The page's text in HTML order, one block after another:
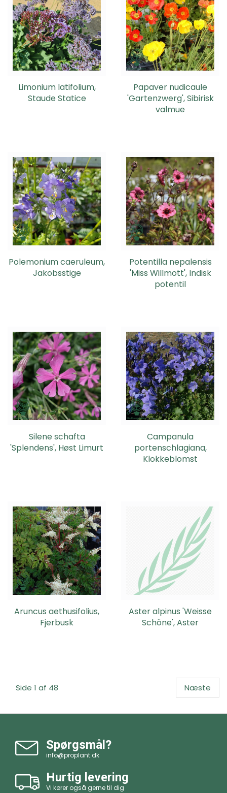
Limonium latifolium,
Staude Statice
Papaver nudicaule
'Gartenzwerg', Sibirisk
valmue
Polemonium caeruleum,
Jakobsstige
Potentilla nepalensis
'Miss Willmott', Indisk
potentil
Silene schafta
'Splendens', Høst Limurt
Campanula
portenschlagiana,
Klokkeblomst
Aruncus aethusifolius,
Fjerbusk
Aster alpinus 'Weisse
Schöne', Aster
Side 1 af 48 Næste
Spørgsmål?
info@proplant.dk
Hurtig levering
Vi kører også gerne til dig